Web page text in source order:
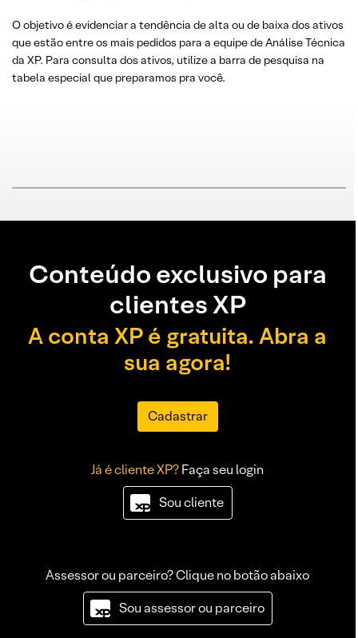
O objetivo é evidenciar a tendência de alta ou de baixa dos ativos
que estão entre os mais pedidos para a equipe de Análise Técnica
da XP. Para consulta dos ativos, utilize a barra de pesquisa na
tabela especial que preparamos pra você.
Conteúdo exclusivo para
clientes XP
A conta XP é gratuita. Abra a
sua agora!
Cadastrar
Já é cliente XP?Faça seu login
Sou cliente
Assessor ou parceiro? Clique no botão abaixo
Sou assessor ou parceiro